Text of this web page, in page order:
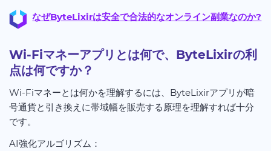
なぜByteLixirは安全で合法的なオンライン副業なのか?
Wi-Fiマネーアプリとは何で、ByteLixirの利
点は何ですか？
Wi-Fiマネーとは何かを理解するには、ByteLixirアプリが暗
号通貨と引き換えに帯域幅を販売する原理を理解すれば十分
です。
AI強化アルゴリズム：